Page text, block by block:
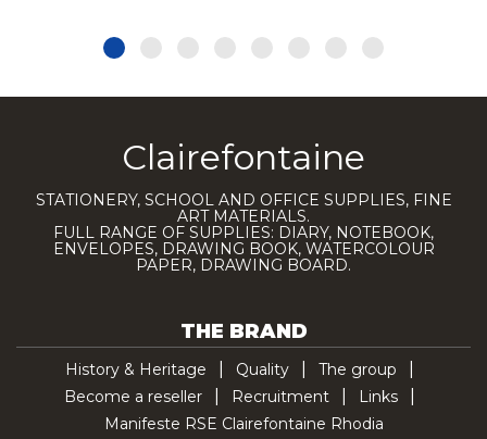
Clairefontaine
STATIONERY, SCHOOL AND OFFICE SUPPLIES, FINE
ART MATERIALS.
FULL RANGE OF SUPPLIES: DIARY, NOTEBOOK,
ENVELOPES, DRAWING BOOK, WATERCOLOUR
PAPER, DRAWING BOARD.
THE BRAND
History & Heritage Quality
The group
Become a reseller
Recruitment
Links
Manifeste RSE Clairefontaine Rhodia